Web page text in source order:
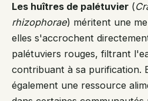
Les huîtres de palétuvier (
rhizophorae) méritent une
elles s'accrochent
palétuviers rouges, filtrant
contribuant à sa purification.
également une ressource